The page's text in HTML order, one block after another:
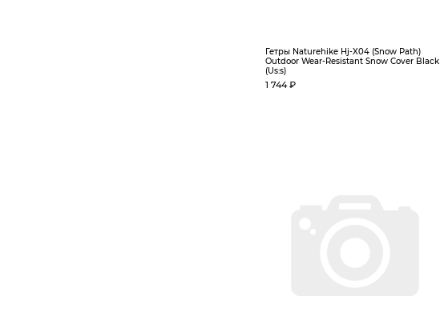
Гетры Naturehike Hj-X04 (Snow Path)
Outdoor Wear-Resistant Snow Cover Black
(Us:s)
1 744 ₽